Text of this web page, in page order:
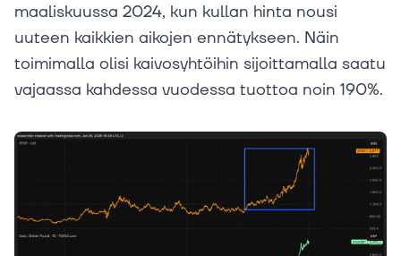
maaliskuussa 2024, kun kullan hinta nousi
uuteen kaikkien aikojen ennätykseen. Näin
toimimalla olisi kaivosyhtöihin sijoittamalla saatu
vajaassa kahdessa vuodessa tuottoa noin 190%.